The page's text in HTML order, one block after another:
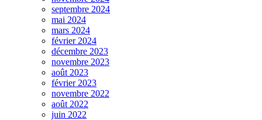
septembre 2024
mai 2024
mars 2024
février 2024
décembre 2023
novembre 2023
août 2023
février 2023
novembre 2022
août 2022
juin 2022